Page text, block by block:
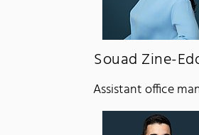
Souad Zine-
Assistant office